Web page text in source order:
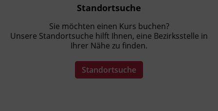
Standortsuche
Sie möchten einen Kurs buchen?
Unsere Standortsuche hilft Ihnen, eine Bezirksstelle in
Ihrer Nähe zu finden.
Standortsuche